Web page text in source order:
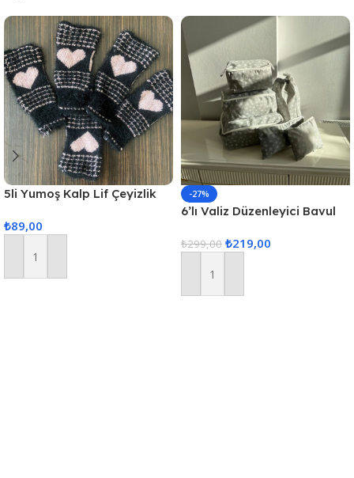
5li Yumoş Kalp Lif Çeyizlik
₺89,00
Sepete Ekle
-27%
6’lı Valiz Düzenleyici Bavul
Hurcu
₺299,00 ₺219,00
Sepete Ekle